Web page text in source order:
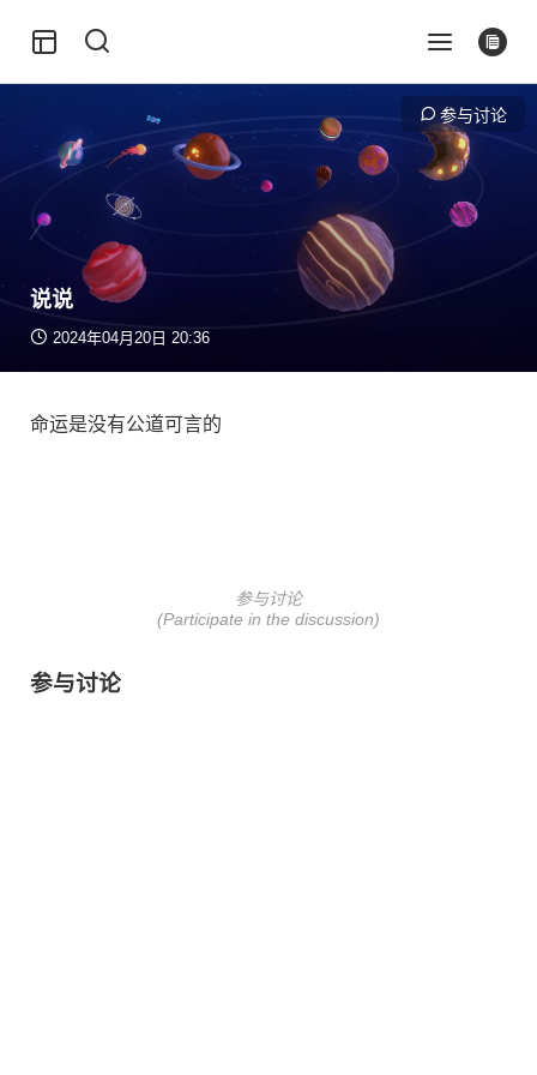
参与讨论
说说
2024年04月20日 20:36
命运是没有公道可言的
参与讨论
(Participate in the discussion)
参与讨论